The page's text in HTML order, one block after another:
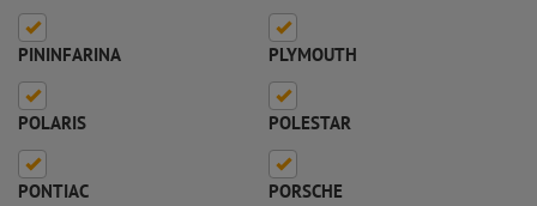
PININFARINA PLYMOUTH
POLARIS POLESTAR
PONTIAC PORSCHE